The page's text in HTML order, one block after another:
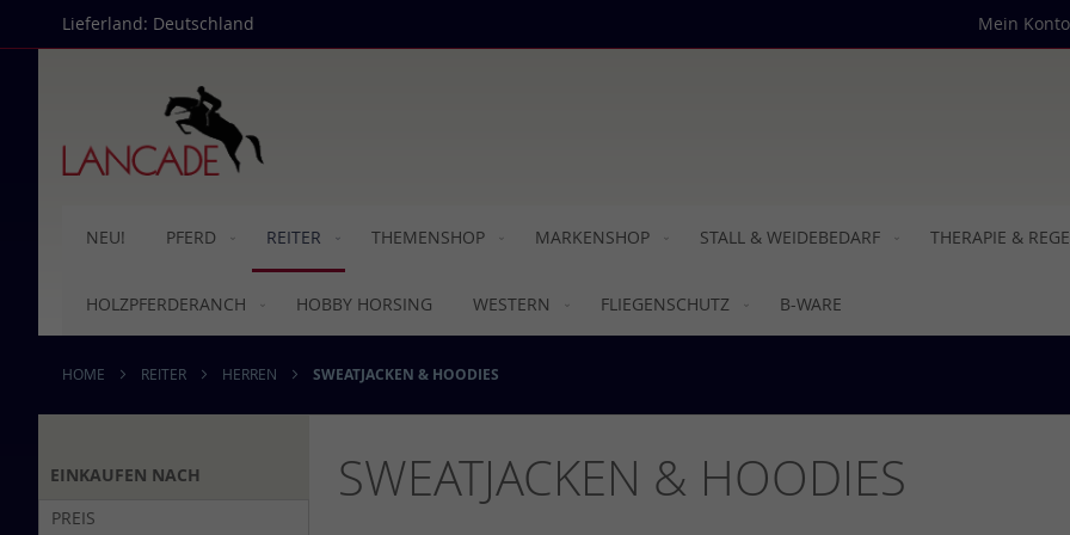
Mein Konto
Direkt
zum
Lieferland: Deutschland
NEU! PFERD REITER THEMENSHOP MARKENSHOP STALL & WEIDEBEDARF THERAPIE &
HOLZPFERDERANCH HOBBY HORSING WESTERN FLIEGENSCHUTZ B-WARE
HOME REITER HERREN SWEATJACKEN & HOODIES
SWEATJACKEN & HOODIES
EINKAUFEN NACH
PREIS